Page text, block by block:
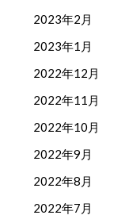
2023年2月
2023年1月
2022年12月
2022年11月
2022年10月
2022年9月
2022年8月
2022年7月